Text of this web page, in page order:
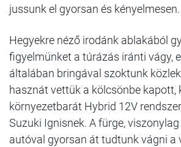
jussunk el gyorsan és kényelmesen.
Hegyekre néző irodánk ablakából
figyelmünket a túrázás iránti vágy,
általában bringával szoktunk
hasznát vettük a kölcsönbe kapott,
környezetbarát Hybrid 12V
Suzuki Ignisnek. A fürge,
autóval gyorsan át tudtunk vágni a